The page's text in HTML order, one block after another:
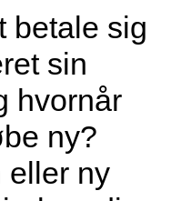
betale sig
sin
hvornår
ny?
eller ny